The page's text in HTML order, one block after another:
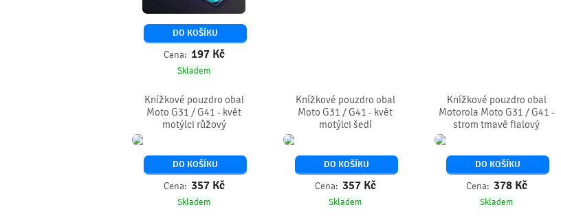
DO KOŠÍKU
Cena: 197 Kč
Skladem
Knížkové pouzdro obal
Moto G31 / G41 - květ
motýlci růžový
DO KOŠÍKU
Cena: 357 Kč
Skladem
Knížkové pouzdro obal
Moto G31 / G41 - květ
motýlci šedí
DO KOŠÍKU
Cena: 357 Kč
Skladem
Knížkové pouzdro obal
Motorola Moto G31 / G41 -
strom tmavě fialový
DO KOŠÍKU
Cena: 378 Kč
Skladem